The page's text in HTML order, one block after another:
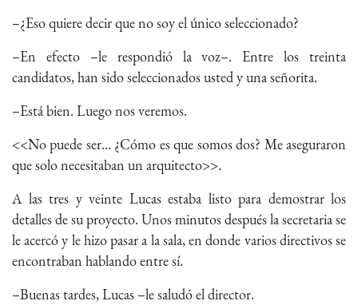
–¿Eso quiere decir que no soy el único seleccionado?
–En efecto –le respondió la voz–. Entre los treinta
candidatos, han sido seleccionados usted y una señorita.
–Está bien. Luego nos veremos.
<<No puede ser… ¿Cómo es que somos dos? Me aseguraron
que solo necesitaban un arquitecto>>.
A las tres y veinte Lucas estaba listo para demostrar los
detalles de su proyecto. Unos minutos después la secretaria se
le acercó y le hizo pasar a la sala, en donde varios directivos se
encontraban hablando entre sí.
–Buenas tardes, Lucas –le saludó el director.